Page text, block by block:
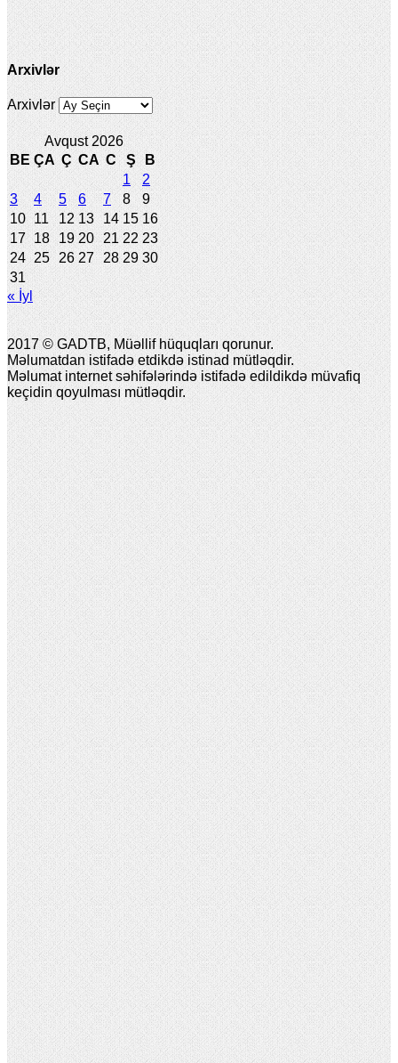
Arxivlər
Arxivlər
Avqust 2026
BE ÇA Ç CA C Ş
B
1
2
3
4 5 6 7 8
9
10 11 12 13 14 15 16
17 18 19 20 21 22 23
24 25 26 27 28 29 30
31
« İyl
2017 © GADTB, Müəllif hüquqları qorunur.
Məlumatdan istifadə etdikdə istinad mütləqdir.
Məlumat internet səhifələrində istifadə edildikdə müvafiq
keçidin qoyulması mütləqdir.